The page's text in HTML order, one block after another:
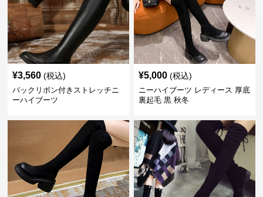
¥3,560 (税込)
バックリボン付きストレッチニ
ーハイブーツ
¥5,000 (税込)
ニーハイブーツ レディース 厚底
裏起毛 黒 秋冬